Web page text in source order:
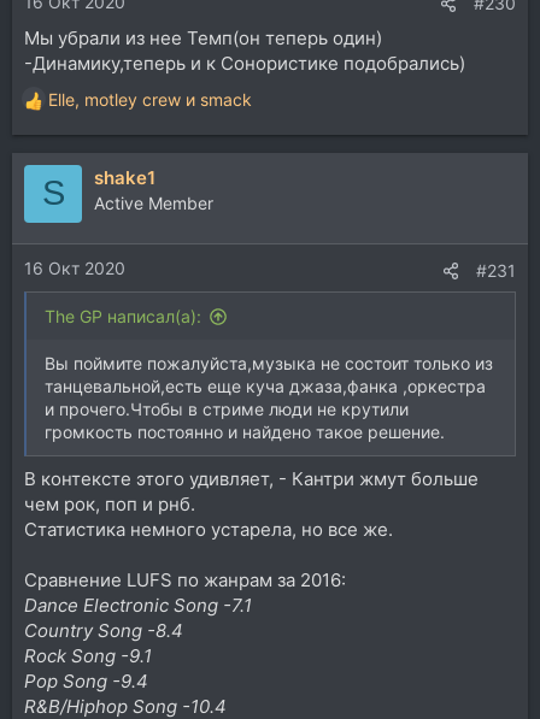
Мы убрали из нее Темп(он теперь один)
-Динамику,теперь и к Сонористике подобрались)
Р
е
а
и
и
:
Elle, motley crew и smack
S shake1
Active Member
16 Окт 2020 #231
The GP написал(а):
Вы поймите пожалуйста,музыка не состоит только из
танцевальной,есть еще куча джаза,фанка ,оркестра
и прочего.Чтобы в стриме люди не крутили
громкость постоянно и найдено такое решение.
В контексте этого удивляет, - Кантри жмут больше
чем рок, поп и рнб.
Статистика немного устарела, но все же.
Сравнение LUFS по жанрам за 2016:
Dance Electronic Song -7.1
Country Song -8.4
Rock Song -9.1
Pop Song -9.4
R&B/Hiphop Song -10.4